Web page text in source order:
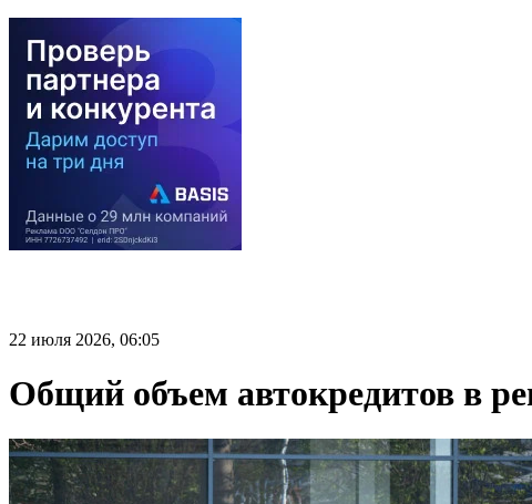
22 июля 2026, 06:05
Общий объем автокредитов в